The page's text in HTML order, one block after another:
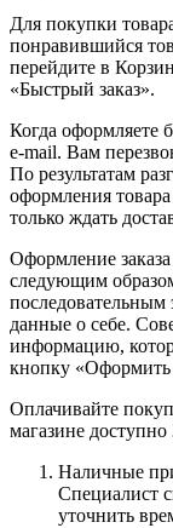
Для покупки
понравившийся
перейдите в
«Быстрый заказ».
Когда оформляете
e-mail. Вам
По результатам
оформления
только ждать
Оформление
следующим
последовательным
данные о себе.
информацию,
кнопку «Оформить
Оплачивайте
магазине
Наличные
Специалист
уточнить